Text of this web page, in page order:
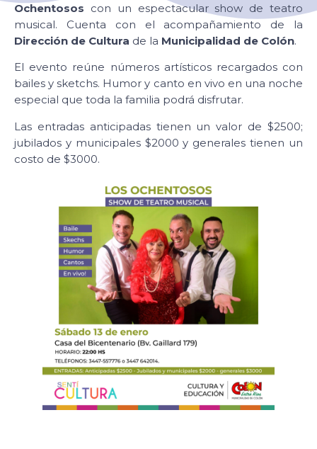
Ochentosos con un espectacular show de teatro
musical. Cuenta con el acompañamiento de la
Dirección de Cultura de la Municipalidad de Colón.
El evento reúne números artísticos recargados con
bailes y sketchs. Humor y canto en vivo en una noche
especial que toda la familia podrá disfrutar.
Las entradas anticipadas tienen un valor de $2500;
jubilados y municipales $2000 y generales tienen un
costo de $3000.